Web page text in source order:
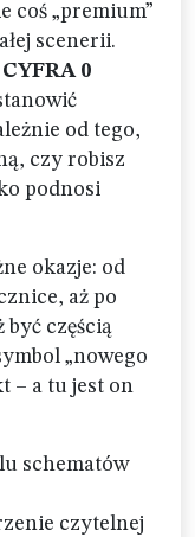
coś „premium”
scenerii.
0
od tego,
czy robisz
podnosi
okazje: od
aż po
być częścią
„nowego
– a tu jest on
schematów
czytelnej